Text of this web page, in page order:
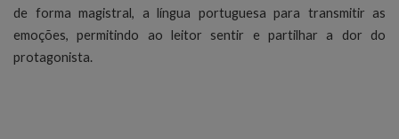
de forma magistral, a língua portuguesa para transmitir as
emoções, permitindo ao leitor sentir e partilhar a dor do
protagonista.